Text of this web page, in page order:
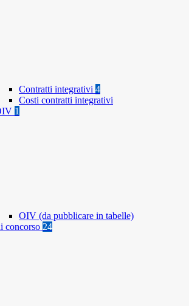
Contratti integrativi 4
Costi contratti integrativi
1
OIV (da pubblicare in tabelle)
concorso 24